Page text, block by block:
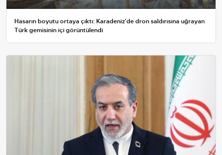
Hasarın boyutu ortaya çıktı: Karadeniz'de dron saldırısına uğrayan
Türk gemisinin içi görüntülendi